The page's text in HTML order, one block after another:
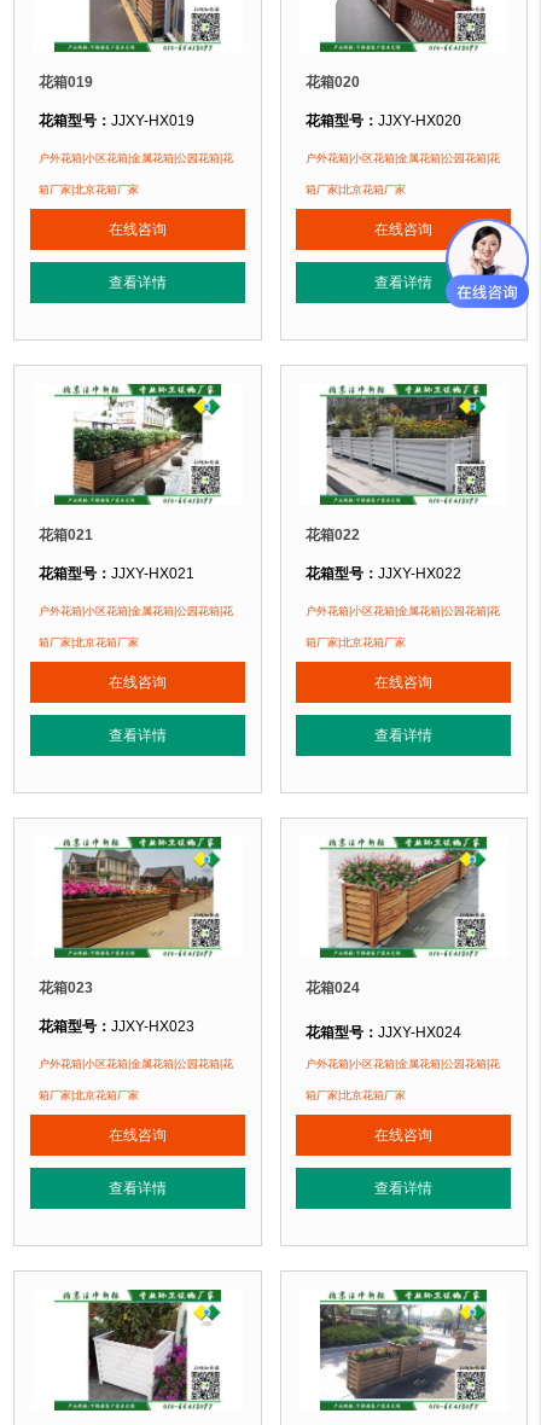
花箱019
花箱型号：JJXY-HX019
花箱规格：可根据客户需求定制！
花箱材质：金属镂空/铝合金/塑木/防腐木
花箱周期：现货花箱 即拍即发
1、花箱不会对环境产生污染。2、花箱在视觉上，线条流畅，外
正在使用该花箱的部分客户：
朝阳某小区、苏州某别墅区、海淀某小区....
户外花箱|小区花箱|金属花箱|公园花箱|花
箱厂家|北京花箱厂家
在线咨询
查看详情
花箱020
花箱型号： JJXY-HX020
花箱规格：可根据客户需求定制！
花箱材质：金属镂空/铝合金/塑木/防
花箱周期：现货花箱 即拍即发
1、花箱不会对环境产生
正在使用该花箱的部分客户：
朝阳某小区、苏州某别墅区、海淀某
户外花箱|小区花箱|金属花箱|公园花箱|花
箱厂家|北京花箱厂家
在线咨询
查看详情
花箱021
花箱型号：JJXY-HX021
花箱规格：可根据客户需求定制！
花箱材质：金属镂空/铝合金/塑木/防腐木
花箱周期：现货花箱 即拍即发
1、花箱不会对环境产生污染。2、花箱在视觉上，线条流畅，外
正在使用该花箱的部分客户：
朝阳某小区、苏州某别墅区、海淀某小区....
户外花箱|小区花箱|金属花箱|公园花箱|花
箱厂家|北京花箱厂家
在线咨询
查看详情
花箱022
花箱型号： JJXY-HX022
花箱规格：可根据客户需求定制！
花箱材质：金属镂空/铝合金/塑木/防
花箱周期：现货花箱 即拍即发
1、花箱不会对环境产生
正在使用该花箱的部分客户：
朝阳某小区、苏州某别墅区、海淀某
户外花箱|小区花箱|金属花箱|公园花箱|花
箱厂家|北京花箱厂家
在线咨询
查看详情
花箱023
花箱型号：JJXY-HX023
花箱规格：可根据客户需求定制！
花箱材质：金属镂空/铝合金/塑木/防腐木
花箱周期：现货花箱 即拍即发
1、花箱不会对环境产生污染。2、花箱在视觉上，线条流畅，外
正在使用该花箱的部分客户：
朝阳某小区、苏州某别墅区、海淀某小区....
户外花箱|小区花箱|金属花箱|公园花箱|花
箱厂家|北京花箱厂家
在线咨询
查看详情
花箱024
花箱型号： JJXY-HX024
花箱规格：可根据客户需求定制！
花箱材质：金属镂空/铝合金/塑木/防
花箱特点：1、花箱不会对环境产生
正在使用该花箱的部分客户：
朝阳某小区、苏州某别墅区、海淀某
户外花箱|小区花箱|金属花箱|公园花箱|花
箱厂家|北京花箱厂家
在线咨询
查看详情